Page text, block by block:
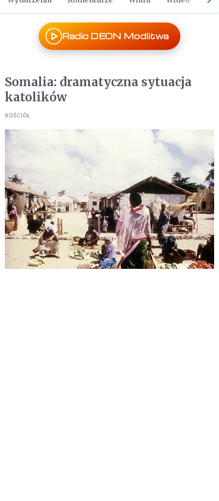
Radio DEON Modlitwa
Somalia: dramatyczna sytuacja
katolików
KOŚCIÓŁ